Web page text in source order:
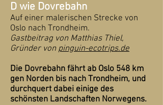
D wie Dovrebahn
Auf einer malerischen Strecke von
Oslo nach Trondheim.
Gastbeitrag von Matthias Thiel,
Gründer von pinguin-ecotrips.de
Die Dovrebahn fährt ab Oslo 548 km
gen Norden bis nach Trondheim, und
durchquert dabei einige des
schönsten Landschaften Norwegens.